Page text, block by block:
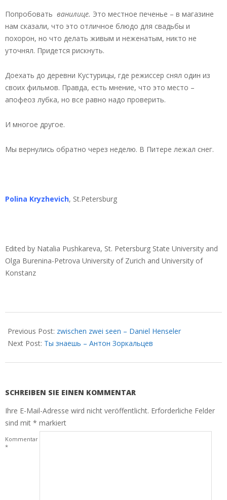
Попробовать ванилице. Это местное печенье – в магазине
нам сказали, что это отличное блюдо для свадьбы и
похорон, но что делать живым и неженатым, никто не
уточнял. Придется рискнуть.
Доехать до деревни Кустурицы, где режиссер снял один из
своих фильмов. Правда, есть мнение, что это место –
апофеоз лубка, но все равно надо проверить.
И многое другое.
Мы вернулись обратно через неделю. В Питере лежал снег.
Polina Kryzhevich, St.Petersburg
Edited by Natalia Pushkareva, St. Petersburg State University and
Olga Burenina-Petrova University of Zurich and University of
Konstanz
02-
08
Previous Post: zwischen zwei seen – Daniel Henseler
Next Post: Ты знаешь – Антон Зоркальцев
SCHREIBEN SIE EINEN KOMMENTAR
Ihre E-Mail-Adresse wird nicht veröffentlicht. Erforderliche Felder
sind mit * markiert
Kommentar
*